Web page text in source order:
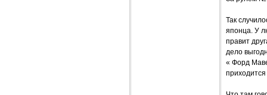
Так
японца. У
правит
дело
« Форд